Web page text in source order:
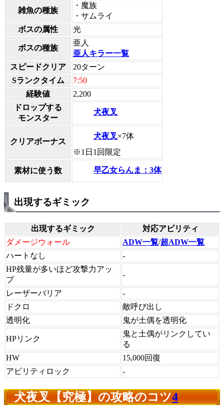
雑魚の種族
・魔族
・サムライ
ボスの属性
光
ボスの種族
亜人
亜人キラー一覧
スピードクリア
20ターン
Sランクタイム
7:50
経験値
2,200
ドロップする
モンスター
犬夜叉
クリアボーナス
犬夜叉 ×7体
※1日1回限定
素材に使う数 早乙女らんま：3体
出現するギミック
出現するギミック
対応アビリティ
ダメージウォール
ADW一覧/超ADW一覧
ハートなし
-
HP残量が多いほど攻撃力アッ
プ
-
レーザーバリア
-
ドクロ
敵呼び出し
透明化
鬼が土偶を透明化
HPリンク
鬼と土偶がリンクしてい
る
HW
15,000回復
アビリティロック
-
犬夜叉【究極】の攻略のコツ4